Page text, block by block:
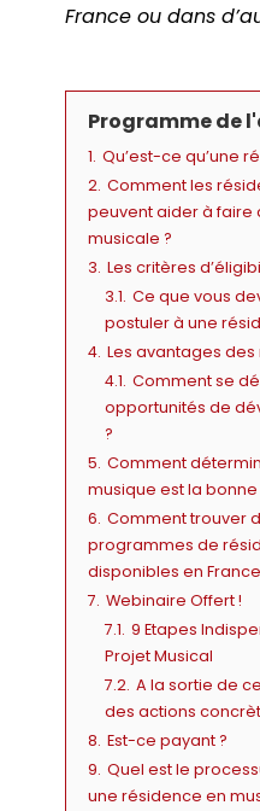
France ou dans
Programme de
1. Qu’est-ce qu’une
2. Comment les
peuvent aider à faire
musicale ?
3. Les critères
3.1. Ce que vous
postuler à une
4. Les avantages
4.1. Comment se
opportunités de
?
5. Comment
musique est la
6. Comment trouver
programmes de
disponibles en
7. Webinaire Offert !
7.1. 9 Etapes
Projet Musical
7.2. A la sortie de
des actions
8. Est-ce payant ?
9. Quel est le
une résidence en